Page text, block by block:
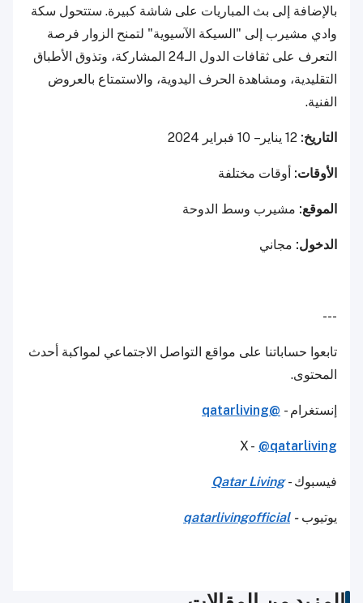
بالإضافة إلى بث المباريات على شاشة كبيرة. ستتحول سكة
وادي مشيرب إلى "السيكة الآسيوية" لتمنح الزوار فرصة
التعرف على ثقافات الدول الـ24 المشاركة، وتذوق الأطباق
التقليدية، ومشاهدة الحرف اليدوية، والاستمتاع بالعروض
الفنية.
التاريخ: 12 يناير – 10 فبراير 2024
الأوقات: أوقات مختلفة
الموقع: مشيرب وسط الدوحة
الدخول: مجاني
---
تابعوا حساباتنا على مواقع التواصل الاجتماعي لمواكبة أحدث
المحتوى.
إنستغرام - @qatarliving
X - @qatarliving
فيسبوك -Qatar Living
يوتيوب-
qatarlivingofficial